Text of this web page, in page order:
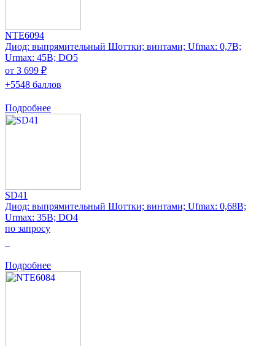
NTE6094
Диод: выпрямительный Шоттки; винтами; Ufmax: 0,7В;
Urmax: 45В; DO5
от 3 699 ₽
+5548 баллов
Подробнее
SD41
Диод: выпрямительный Шоттки; винтами; Ufmax: 0,68В;
Urmax: 35В; DO4
по запросу
Подробнее